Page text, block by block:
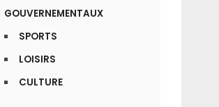
GOUVERNEMENTAUX
SPORTS
LOISIRS
CULTURE